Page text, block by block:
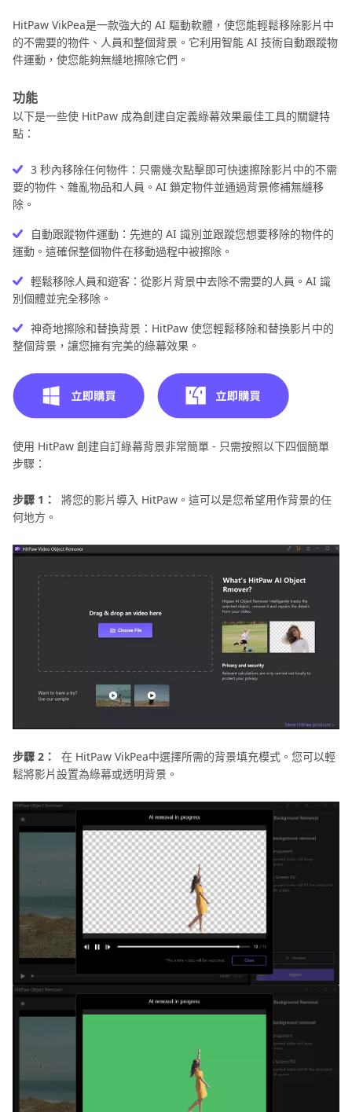
HitPaw VikPea是一款強大的 AI 驅動軟體，使您能輕鬆移除影片中
的不需要的物件、人員和整個背景。它利用智能 AI 技術自動跟蹤物
件運動，使您能夠無縫地擦除它們。
功能
以下是一些使 HitPaw 成為創建自定義綠幕效果最佳工具的關鍵特
點：
3 秒內移除任何物件：只需幾次點擊即可快速擦除影片中的不需
要的物件、雜亂物品和人員。AI 鎖定物件並通過背景修補無縫移
除。
自動跟蹤物件運動：先進的 AI 識別並跟蹤您想要移除的物件的
運動。這確保整個物件在移動過程中被擦除。
輕鬆移除人員和遊客：從影片背景中去除不需要的人員。AI 識
別個體並完全移除。
神奇地擦除和替換背景：HitPaw 使您輕鬆移除和替換影片中的
整個背景，讓您擁有完美的綠幕效果。
使用 HitPaw 創建自訂綠幕背景非常簡單 - 只需按照以下四個簡單
步驟：
步驟 1：
將您的影片導入 HitPaw。這可以是您希望用作背景的任
何地方。
步驟 2：
在 HitPaw VikPea中選擇所需的背景填充模式。您可以輕
鬆將影片設置為綠幕或透明背景。